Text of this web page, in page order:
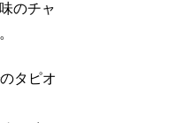
のチャ
タピオ